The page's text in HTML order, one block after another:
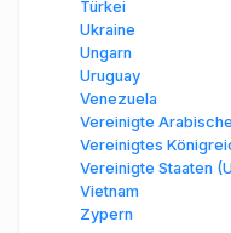
Türkei
Ukraine
Ungarn
Uruguay
Venezuela
Vereinigte
Vereinigtes
Vereinigte Staaten
Vietnam
Zypern